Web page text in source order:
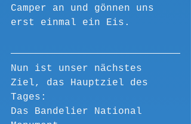
Camper an und gönnen uns
erst einmal ein Eis.
Nun ist unser nächstes
Ziel, das Hauptziel des
Tages:
Das Bandelier National